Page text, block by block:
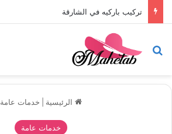
تركيب باركيه في الشارقة
بحث عن
الرئيسية خدمات عامة
خدمات عامة